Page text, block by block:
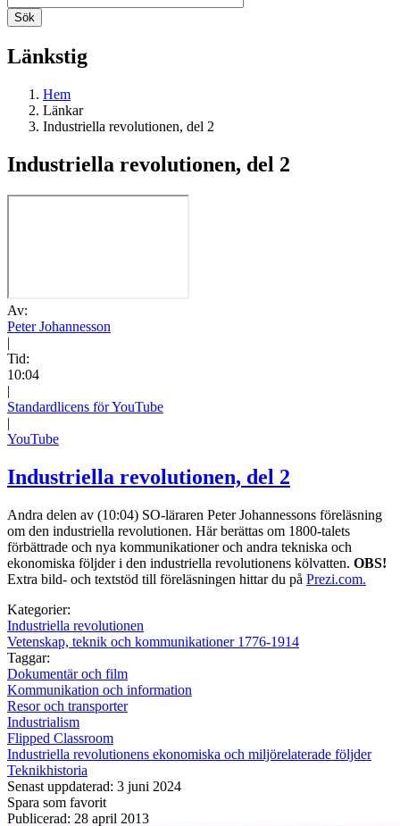
Länkstig
Hem
Länkar
Industriella revolutionen, del 2
Industriella revolutionen, del 2
Av:
Peter Johannesson
|
Tid:
10:04
|
Standardlicens för YouTube
|
YouTube
Industriella revolutionen, del 2
Andra delen av (10:04) SO-läraren Peter Johannessons föreläsning
om den industriella revolutionen. Här berättas om 1800-talets
förbättrade och nya kommunikationer och andra tekniska och
ekonomiska följder i den industriella revolutionens kölvatten. OBS!
Extra bild- och textstöd till föreläsningen hittar du på Prezi.com.
Kategorier:
Industriella revolutionen
Vetenskap, teknik och kommunikationer 1776-1914
Taggar:
Dokumentär och film
Kommunikation och information
Resor och transporter
Industrialism
Flipped Classroom
Industriella revolutionens ekonomiska och miljörelaterade följder
Teknikhistoria
Senast uppdaterad: 3 juni 2024
Spara som favorit
Publicerad: 28 april 2013